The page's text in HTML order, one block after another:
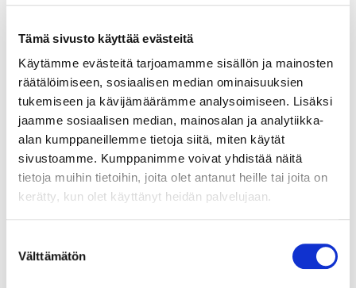
Tämä sivusto käyttää evästeitä
Käytämme evästeitä tarjoamamme sisällön ja mainosten
räätälöimiseen, sosiaalisen median ominaisuuksien
tukemiseen ja kävijämäärämme analysoimiseen. Lisäksi
jaamme sosiaalisen median, mainosalan ja analytiikka-
alan kumppaneillemme tietoja siitä, miten käytät
sivustoamme. Kumppanimme voivat yhdistää näitä
tietoja muihin tietoihin, joita olet antanut heille tai joita on
kerätty, kun olet käyttänyt heidän palvelujaan.
valinta
Välttämätön